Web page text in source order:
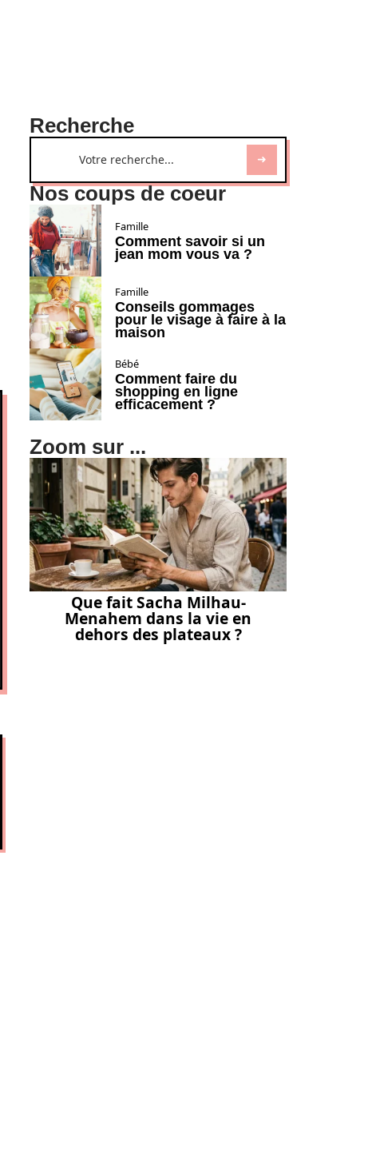
Recherche
Nos coups de coeur
Famille
Comment savoir si un
jean mom vous va ?
Famille
Conseils gommages
pour le visage à faire à la
maison
Bébé
Comment faire du
shopping en ligne
efficacement ?
Zoom sur ...
Que fait Sacha Milhau-
Menahem dans la vie en
dehors des plateaux ?